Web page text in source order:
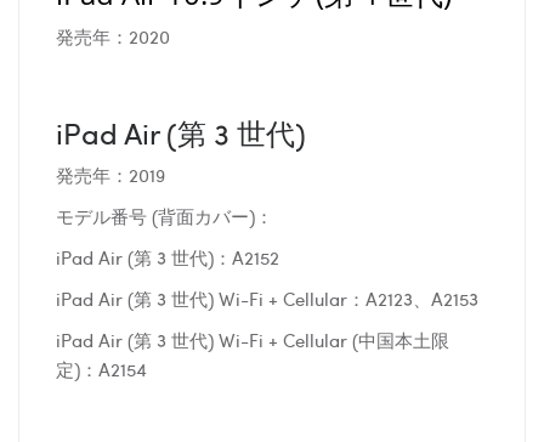
発売年：2020
iPad Air (第 3 世代)
発売年：2019
モデル番号 (背面カバー)：
iPad Air (第 3 世代)：A2152
iPad Air (第 3 世代) Wi-Fi + Cellular：A2123、A2153
iPad Air (第 3 世代) Wi-Fi + Cellular (中国本土限
定)：A2154